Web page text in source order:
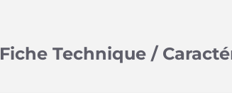
Fiche Technique /